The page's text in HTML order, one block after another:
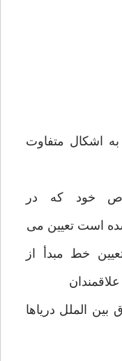
اشکال متفاوت
خود که در
خط مبدأ از
بین الملل دریاها